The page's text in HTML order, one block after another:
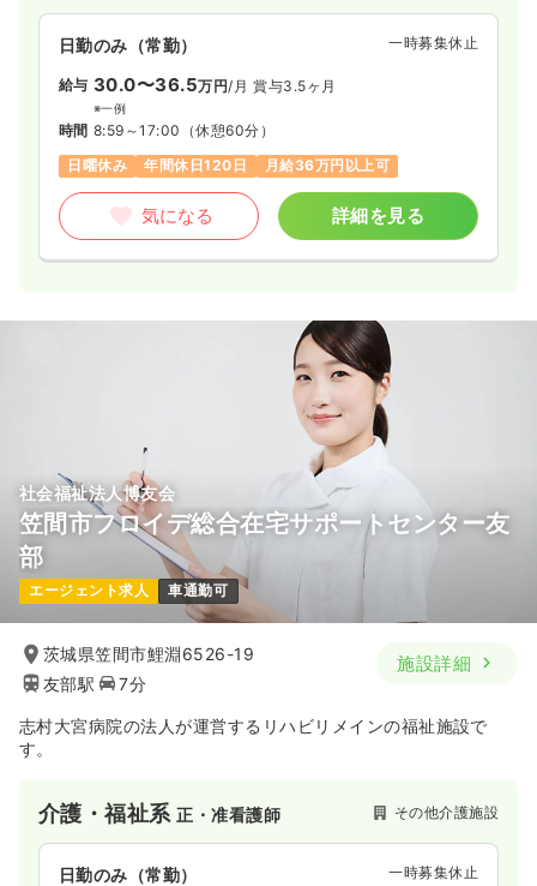
日勤のみ（常勤） 一時募集休止
給与 30.0〜36.5万円/月 賞与3.5ヶ月
※一例
時間 8:59～17:00 （休憩60分）
日曜休み
年間休日120日 月給36万円以上可
気になる 詳細を見る
社会福祉法人博友会
笠間市フロイデ総合在宅サポートセンター友
部
エージェント求人 車通勤可
茨城県笠間市鯉淵6526-19
友部駅
7分
施設詳細
志村大宮病院の法人が運営するリハビリメインの福祉施設で
す。
介護・福祉系正・准看護師 その他介護施設
日勤のみ（常勤） 一時募集休止